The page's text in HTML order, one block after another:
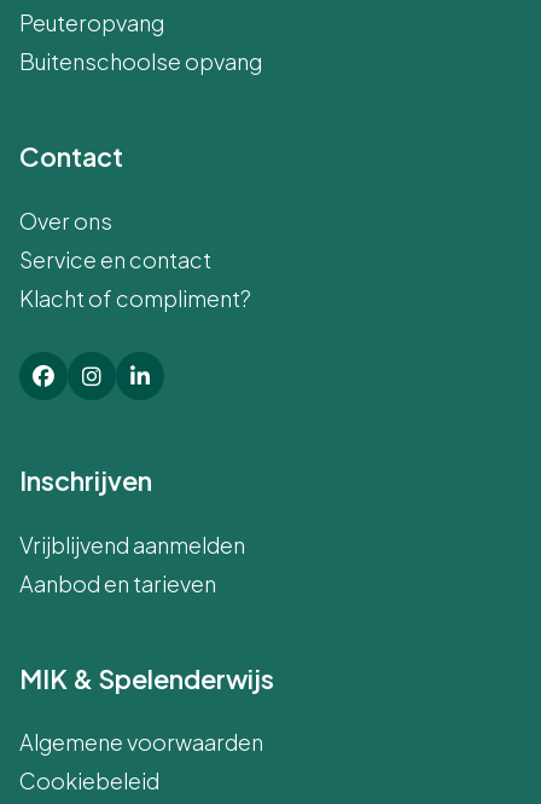
Peuteropvang
Buitenschoolse opvang
Contact
Over ons
Service en contact
Klacht of compliment?
Inschrijven
Vrijblijvend aanmelden
Aanbod en tarieven
MIK & Spelenderwijs
Algemene voorwaarden
Cookiebeleid